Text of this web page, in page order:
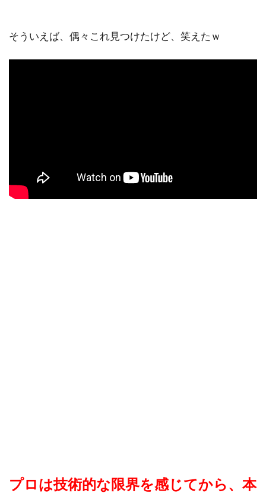
そういえば、偶々これ見つけたけど、笑えたｗ
プロは技術的な限界を感じてから、本